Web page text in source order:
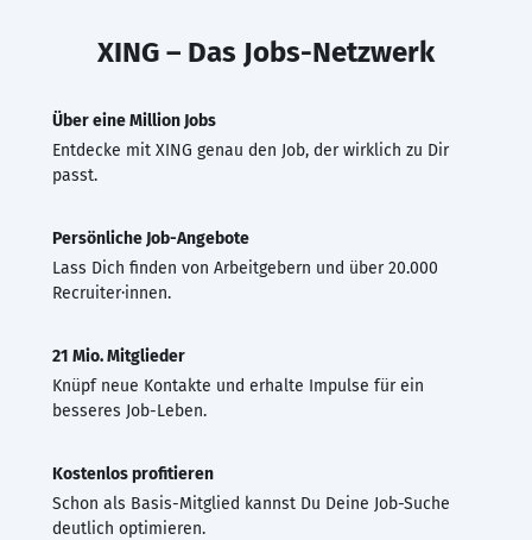
XING – Das Jobs-Netzwerk
Über eine Million Jobs
Entdecke mit XING genau den Job, der wirklich zu Dir
passt.
Persönliche Job-Angebote
Lass Dich finden von Arbeitgebern und über 20.000
Recruiter·innen.
21 Mio. Mitglieder
Knüpf neue Kontakte und erhalte Impulse für ein
besseres Job-Leben.
Kostenlos profitieren
Schon als Basis-Mitglied kannst Du Deine Job-Suche
deutlich optimieren.